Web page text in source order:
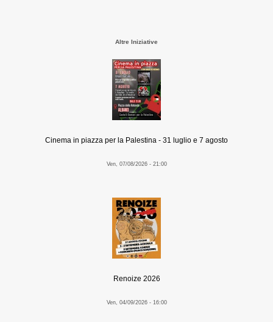
Altre Iniziative
Cinema in piazza per la Palestina - 31 luglio e 7 agosto
Ven, 07/08/2026 - 21:00
Renoize 2026
Ven, 04/09/2026 - 16:00